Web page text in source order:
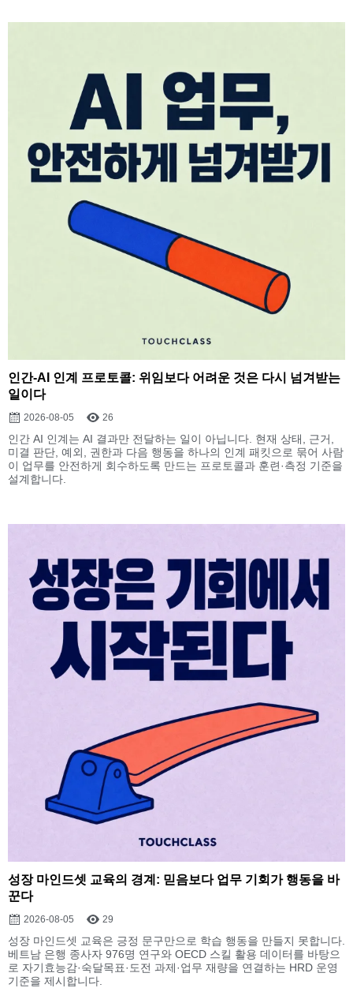
인간-AI 인계 프로토콜: 위임보다 어려운 것은 다시 넘겨받는
일이다
2026-08-05 26
인간 AI 인계는 AI 결과만 전달하는 일이 아닙니다. 현재 상태, 근거,
미결 판단, 예외, 권한과 다음 행동을 하나의 인계 패킷으로 묶어 사람
이 업무를 안전하게 회수하도록 만드는 프로토콜과 훈련·측정 기준을
설계합니다.
성장 마인드셋 교육의 경계: 믿음보다 업무 기회가 행동을 바
꾼다
2026-08-05 29
성장 마인드셋 교육은 긍정 문구만으로 학습 행동을 만들지 못합니다.
베트남 은행 종사자 976명 연구와 OECD 스킬 활용 데이터를 바탕으
로 자기효능감·숙달목표·도전 과제·업무 재량을 연결하는 HRD 운영
기준을 제시합니다.